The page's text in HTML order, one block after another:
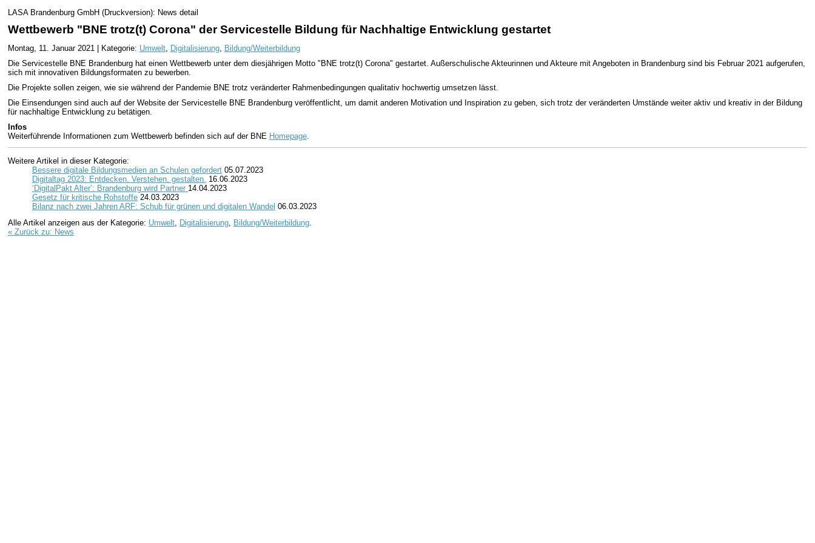
LASA Brandenburg GmbH (Druckversion): News detail
Wettbewerb "BNE trotz(t) Corona" der Servicestelle Bildung für Nachhaltige Entwicklung gestartet
Montag, 11. Januar 2021 | Kategorie: Umwelt, Digitalisierung, Bildung/Weiterbildung
Die Servicestelle BNE Brandenburg hat einen Wettbewerb unter dem diesjährigen Motto "BNE trotz(t) Corona" gestartet. Außerschulische Akteurinnen und Akteure mit Angeboten in Brandenburg sind bis Februar 2021 aufgerufen,
sich mit innovativen Bildungsformaten zu bewerben.
Die Projekte sollen zeigen, wie sie während der Pandemie BNE trotz veränderter Rahmenbedingungen qualitativ hochwertig umsetzen lässt.
Die Einsendungen sind auch auf der Website der Servicestelle BNE Brandenburg veröffentlicht, um damit anderen Motivation und Inspiration zu geben, sich trotz der veränderten Umstände weiter aktiv und kreativ in der Bildung
für nachhaltige Entwicklung zu betätigen.
Infos
Weiterführende Informationen zum Wettbewerb befinden sich auf der BNE Homepage.
Weitere Artikel in dieser Kategorie:
Bessere digitale Bildungsmedien an Schulen gefordert 05.07.2023
Digitaltag 2023: Entdecken. Verstehen. gestalten. 16.06.2023
‘DigitalPakt Alter’: Brandenburg wird Partner 14.04.2023
Gesetz für kritische Rohstoffe 24.03.2023
Bilanz nach zwei Jahren ARF: Schub für grünen und digitalen Wandel 06.03.2023
Alle Artikel anzeigen aus der Kategorie: Umwelt, Digitalisierung, Bildung/Weiterbildung.
« Zurück zu: News